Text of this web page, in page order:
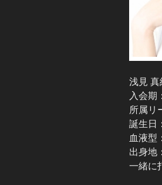
浅見 真
入会期
所属リ
誕生日
血液型
出身地
一緒に